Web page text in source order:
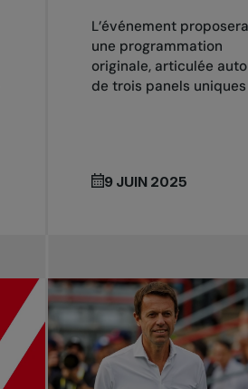
L’événement proposera
une programmation
originale, articulée
de trois panels uniques
9 JUIN 2025